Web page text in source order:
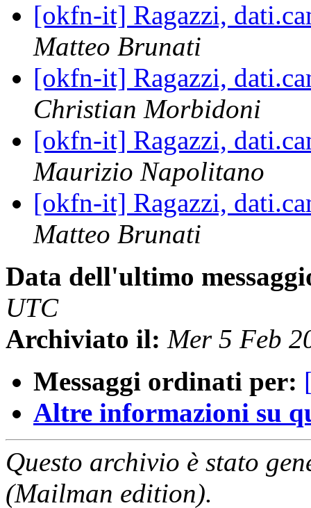
[okfn-it] Ragazzi,
Matteo Brunati
[okfn-it] Ragazzi,
Christian Morbidoni
[okfn-it] Ragazzi,
Maurizio Napolitano
[okfn-it] Ragazzi,
Matteo Brunati
Data dell'ultimo
UTC
Archiviato il: Mer 5 Feb
Messaggi ordinati per:
Altre informazioni su
Questo archivio è stato
(Mailman edition).